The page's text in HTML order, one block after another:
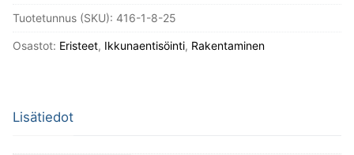
100%
villaa.
Tuotetunnus (SKU): 416-1-8-25
Osastot: Eristeet, Ikkunaentisöinti, Rakentaminen
Lisätiedot